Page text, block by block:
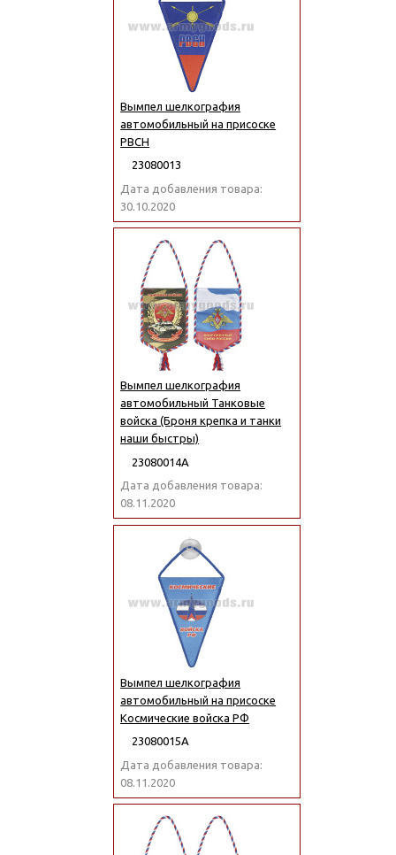
Вымпел шелкография
автомобильный на присоске
РВСН
23080013
Дата добавления товара:
30.10.2020
Вымпел шелкография
автомобильный Танковые
войска (Броня крепка и танки
наши быстры)
23080014А
Дата добавления товара:
08.11.2020
Вымпел шелкография
автомобильный на присоске
Космические войска РФ
23080015А
Дата добавления товара:
08.11.2020